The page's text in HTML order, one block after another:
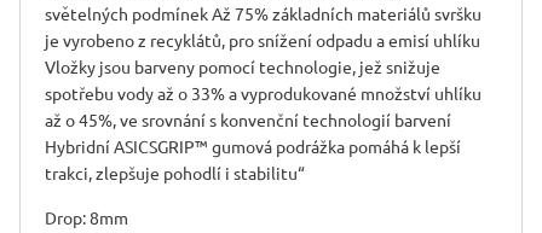
světelných podmínek Až 75% základních materiálů svršku
je vyrobeno z recyklátů, pro snížení odpadu a emisí uhlíku
Vložky jsou barveny pomocí technologie, jež snižuje
spotřebu vody až o 33% a vyprodukované množství uhlíku
až o 45%, ve srovnání s konvenční technologií barvení
Hybridní ASICSGRIP™ gumová podrážka pomáhá k lepší
trakci, zlepšuje pohodlí i stabilitu“
Drop: 8mm